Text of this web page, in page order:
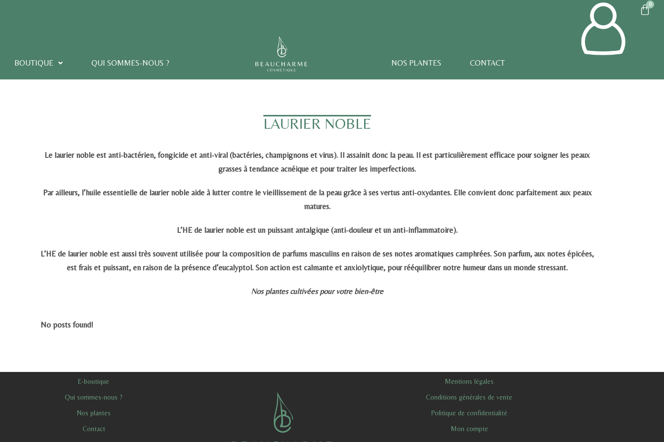
BOUTIQUE QUI SOMMES-NOUS ? NOS PLANTES CONTACT
LAURIER NOBLE
Le laurier noble est anti-bactérien, fongicide et anti-viral (bactéries, champignons et virus). Il assainit donc la peau. Il est particulièrement efficace pour soigner les peaux
grasses à tendance acnéique et pour traiter les imperfections.
Par ailleurs, l’huile essentielle de laurier noble aide à lutter contre le vieillissement de la peau grâce à ses vertus anti-oxydantes. Elle convient donc parfaitement aux peaux
matures.
L’HE de laurier noble est un puissant antalgique (anti-douleur et un anti-inflammatoire).
L’HE de laurier noble est aussi très souvent utilisée pour la composition de parfums masculins en raison de ses notes aromatiques camphrées. Son parfum, aux notes épicées,
est frais et puissant, en raison de la présence d’eucalyptol. Son action est calmante et anxiolytique, pour rééquilibrer notre humeur dans un monde stressant.
Nos plantes cultivées pour votre bien-être
No posts found!
E-boutique
Qui sommes-nous ?
Nos plantes
Contact
Mentions légales
Conditions générales de vente
Politique de confidentialité
Mon compte